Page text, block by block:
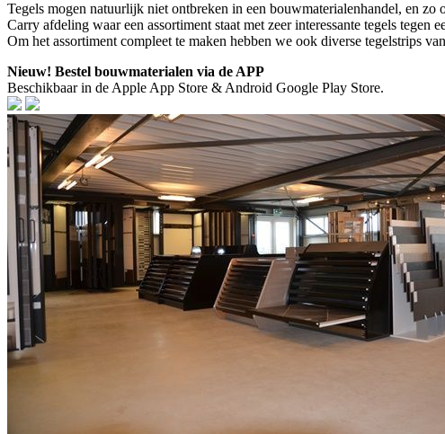
Tegels mogen natuurlijk niet ontbreken in een bouwmaterialenhandel, en
Carry afdeling waar een assortiment staat met zeer interessante tegels
Om het assortiment compleet te maken hebben we ook diverse tegelstrips
Nieuw! Bestel bouwmaterialen via de APP
Beschikbaar in de Apple App Store & Android Google Play Store.